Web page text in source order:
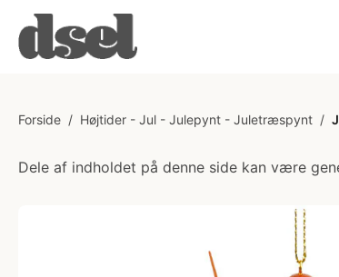
Forside / Højtider - Jul - Julepynt - Juletræspynt /
Dele af indholdet på denne side kan være